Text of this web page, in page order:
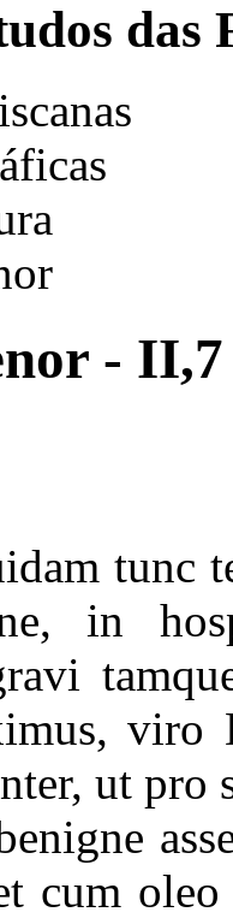
das
- II,7
tunc
in
viro
ut pro
cum